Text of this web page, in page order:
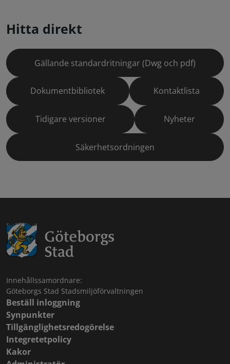
Hitta direkt
Gällande standardritningar (Dwg och pdf)
Dokumentbibliotek Kontaktlista
Tidigare versioner Nyheter
Säkerhetsordningen
Innehållssamordnare:
Göteborgs Stad Stadsmiljöförvaltningen
Beställ inloggning
Synpunkter
Tillgänglighetsredogörelse
Integretetpolicy
Kakor